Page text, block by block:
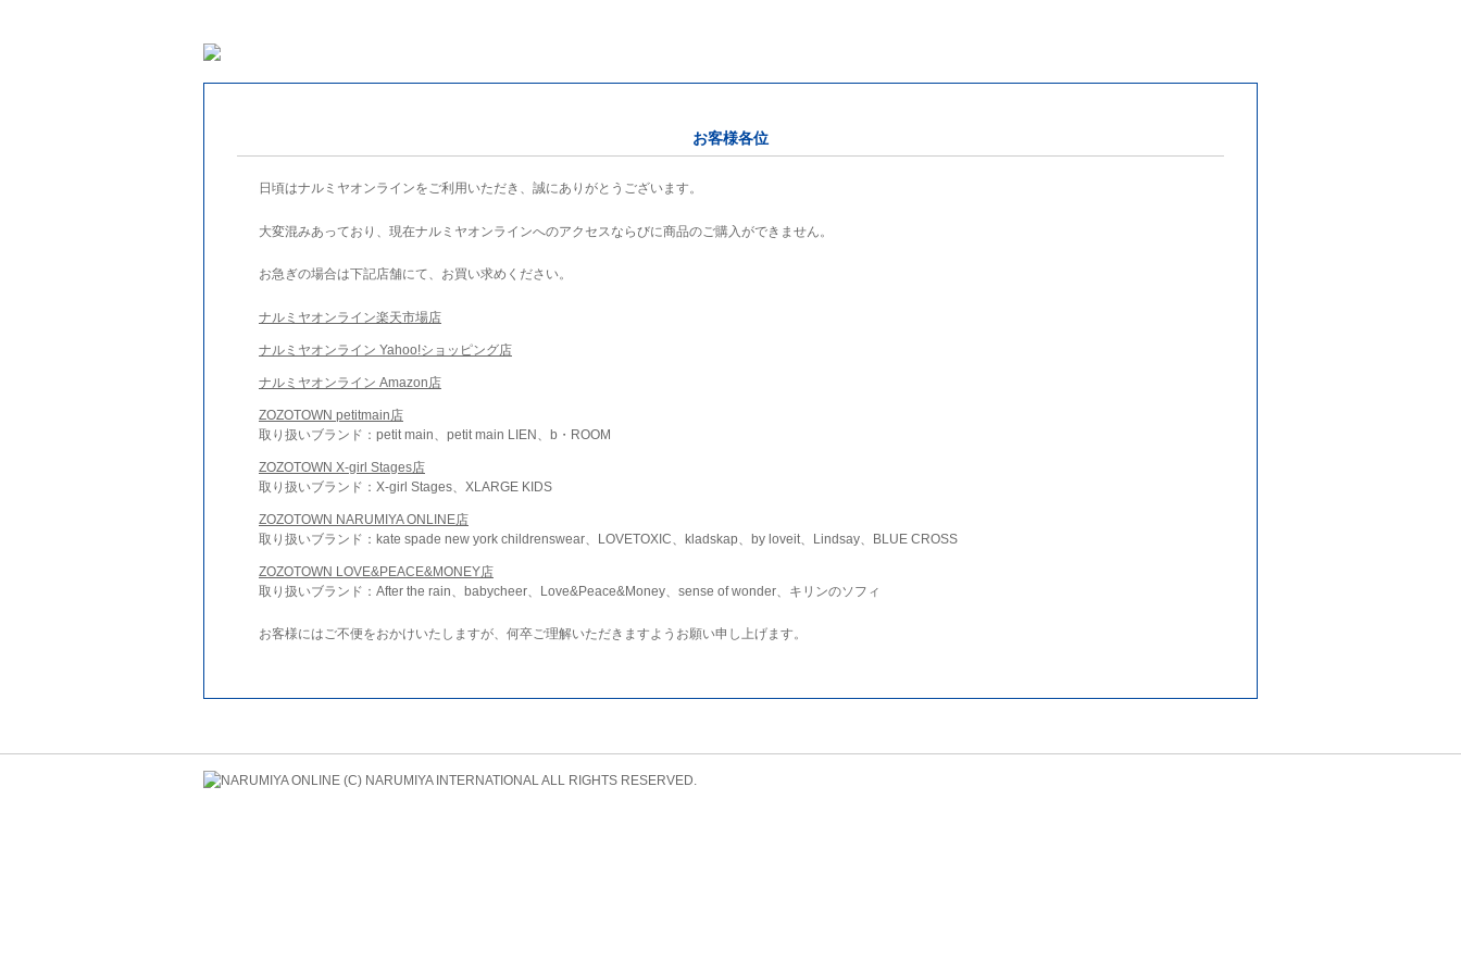
お客様各位
日頃はナルミヤオンラインをご利用いただき、誠にありがとうございます。
大変混みあっており、現在ナルミヤオンラインへのアクセスならびに商品のご購入ができません。
お急ぎの場合は下記店舗にて、お買い求めください。
ナルミヤオンライン楽天市場店
ナルミヤオンライン Yahoo!ショッピング店
ナルミヤオンライン Amazon店
ZOZOTOWN petitmain店
取り扱いブランド：petit main、petit main LIEN、b・ROOM
ZOZOTOWN X-girl Stages店
取り扱いブランド：X-girl Stages、XLARGE KIDS
ZOZOTOWN NARUMIYA ONLINE店
取り扱いブランド：kate spade new york childrenswear、LOVETOXIC、kladskap、by loveit、Lindsay、BLUE CROSS
ZOZOTOWN LOVE&PEACE&MONEY店
取り扱いブランド：After the rain、babycheer、Love&Peace&Money、sense of wonder、キリンのソフィ
お客様にはご不便をおかけいたしますが、何卒ご理解いただきますようお願い申し上げます。